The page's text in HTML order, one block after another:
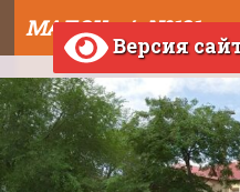
Skip to content
Версия